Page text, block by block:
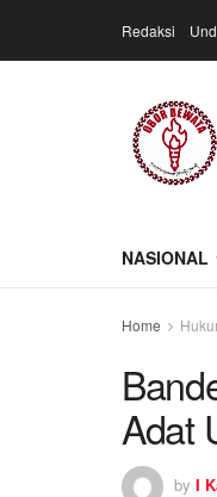
Redaksi
NASIONAL
Home
Adat
by I